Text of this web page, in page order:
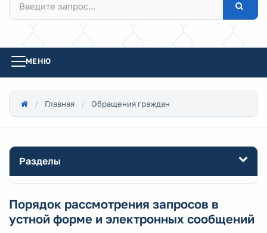
МЕНЮ
Главная Обращения граждан
Разделы
Порядок рассмотрения запросов в
устной форме и электронных сообщений